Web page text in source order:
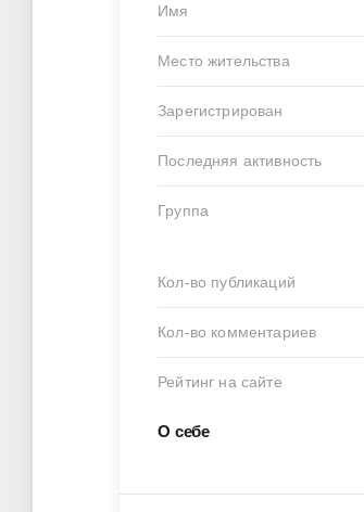
Имя
Место жительства
Зарегистрирован
Последняя активность
Группа
Кол-во публикаций
Кол-во комментариев
Рейтинг на сайте
О себе